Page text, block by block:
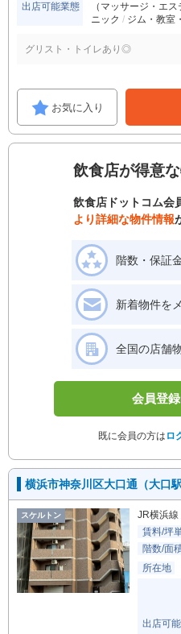
出店可能業態
（マッサージ・エス
ニック
ジム・教室
グリスト・トイレあり◎
お気に入り
飲食店が得意
飲食店ドットコム会
より詳細な物件情報
階数・保証
新着物件を
全国の店舗
会員登
既に会員の方は ロ
横浜市神奈川区大口通（大口
スケルトン JR横浜線
賃料/坪
階数/面
所在地
出店可